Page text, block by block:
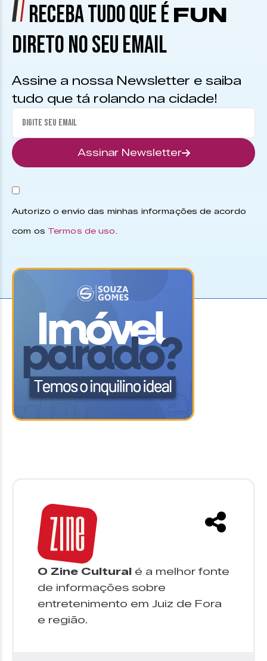
RECEBA TUDO QUE É FUN
DIRETO NO SEU EMAIL
Assine a nossa Newsletter e saiba
tudo que tá rolando na cidade!
Assinar Newsletter
Autorizo o envio das minhas informações de acordo
com os Termos de uso.
O Zine Cultural é a melhor fonte
de informações sobre
entretenimento em Juiz de Fora
e região.